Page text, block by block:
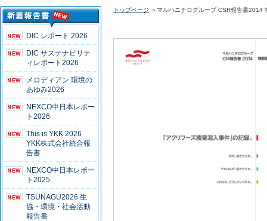
DIC レポート 2026
DIC サステナビリテ
ィレポート2026
メロディアン 環境の
あゆみ2026
NEXCO中日本レポー
ト2026
This is YKK 2026
YKK株式会社統合報
告書
NEXCO中日本レポー
ト2025
TSUNAGU2026 生
協・環境・社会活動
報告書
トップページ ＞マルハニチログループ CSR報告書2014